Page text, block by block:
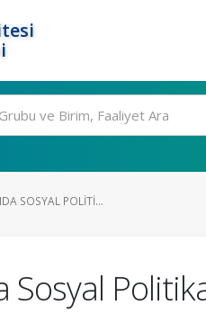
SOSYAL POLITI...
Sosyal